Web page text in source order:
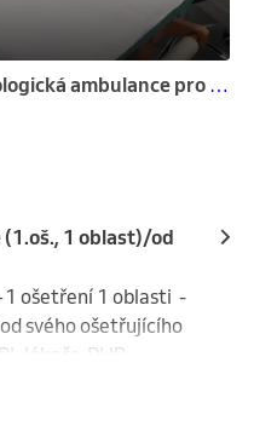
Neurologie Mištríková, Neurologická ambulance pro dospělé s.r.o.
1 oblast)/od
ošetření 1 oblasti  -
svého ošetřujícího
lékaře, RHB,
minut, čas celkem i
hrazeno z